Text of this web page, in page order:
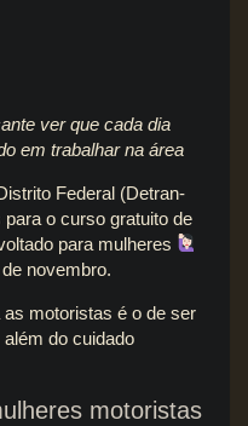
ver que cada dia
em trabalhar na área
Federal (Detran-
o curso gratuito de
para mulheres
novembro.
motoristas é o de ser
do cuidado
motoristas